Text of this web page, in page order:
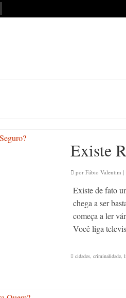
Existe
por Fábio Valentim |
Existe de fato
chega a ser
começa a ler
Você liga
cidades, criminalidade,